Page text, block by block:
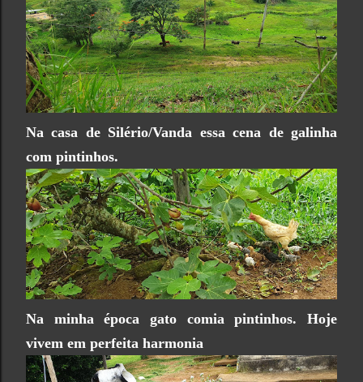
Na casa de Silério/Vanda essa cena de galinha
com pintinhos.
Na minha época gato comia pintinhos. Hoje
vivem em perfeita harmonia